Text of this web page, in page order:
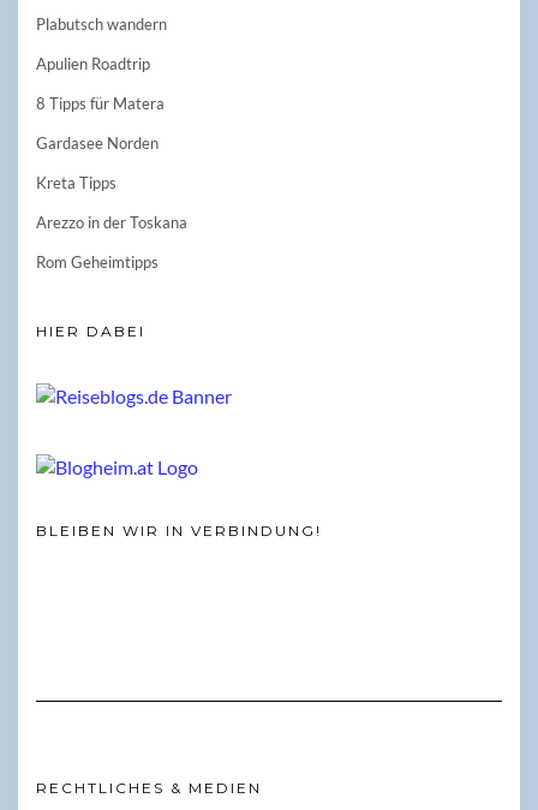
Plabutsch wandern
Apulien Roadtrip
8 Tipps für Matera
Gardasee Norden
Kreta Tipps
Arezzo in der Toskana
Rom Geheimtipps
HIER DABEI
BLEIBEN WIR IN VERBINDUNG!
RECHTLICHES & MEDIEN